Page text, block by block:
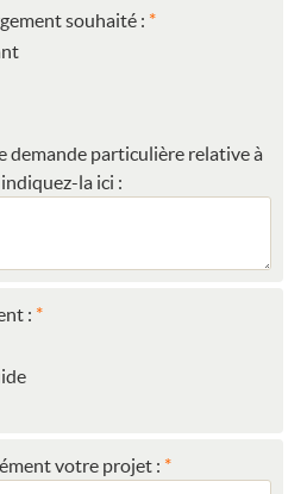
souhaité :
demande particulière relative à
la ici :
:
votre projet :